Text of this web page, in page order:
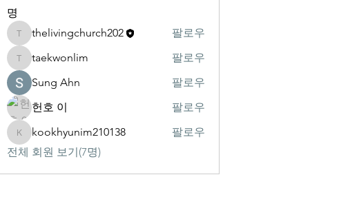
명
thelivingchurch202
thelivingchurch202 팔로우
taekwonlim
taekwonlim
팔로우
Sung Ahn
팔로우
헌호 이
팔로우
kookhyunim210138
kookhyunim210138
팔로우
전체 회원 보기(7명)